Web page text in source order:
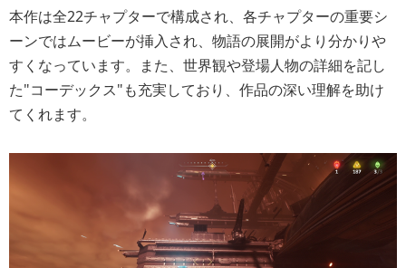
本作は全22チャプターで構成され、各チャプターの重要シ
ーンではムービーが挿入され、物語の展開がより分かりや
すくなっています。また、世界観や登場人物の詳細を記し
た"コーデックス"も充実しており、作品の深い理解を助け
てくれます。